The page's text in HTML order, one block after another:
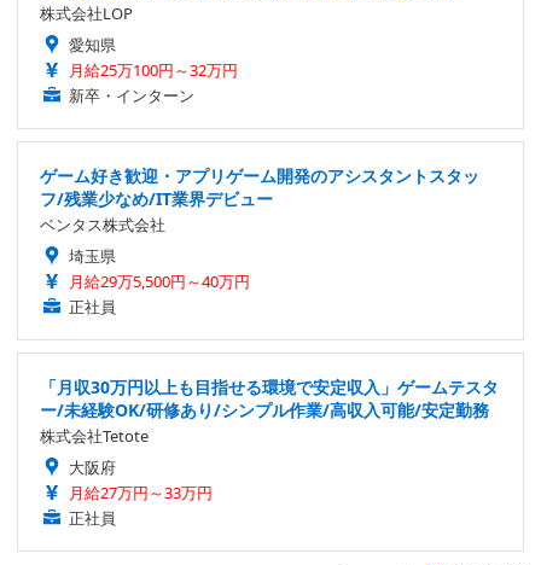
株式会社LOP
愛知県
月給25万100円～32万円
新卒・インターン
ゲーム好き歓迎・アプリゲーム開発のアシスタントスタッ
フ/残業少なめ/IT業界デビュー
ベンタス株式会社
埼玉県
月給29万5,500円～40万円
正社員
「月収30万円以上も目指せる環境で安定収入」ゲームテスタ
ー/未経験OK/研修あり/シンプル作業/高収入可能/安定勤務
株式会社Tetote
大阪府
月給27万円～33万円
正社員